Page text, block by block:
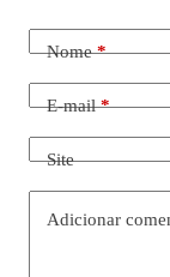
Nome*
E-mail*
Site
Adicionar